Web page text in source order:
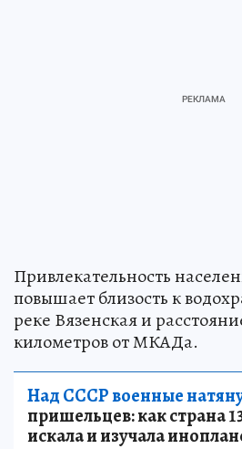
Привлекательность
повышает близость к
реке Вязенская и
километров от МКАДа.
Над СССР военные
пришельцев: как страна
искала и изучала